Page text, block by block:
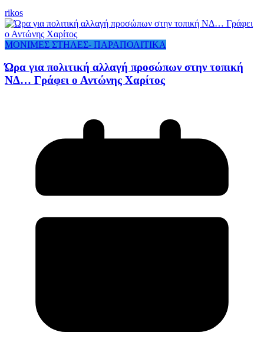
rikos
ΜΟΝΙΜΕΣ ΣΤΗΛΕΣ- ΠΑΡΑΠΟΛΙΤΙΚΑ
Ώρα για πολιτική αλλαγή προσώπων στην τοπική
ΝΔ… Γράφει ο Αντώνης Χαρίτος